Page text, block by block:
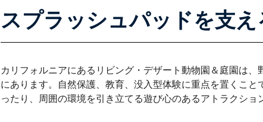
スプラッシュパッドを支
カリフォルニアにあるリビング・デザート動物園＆庭園は
にあります。自然保護、教育、没入型体験に重点を置くこ
ったり、周囲の環境を引き立てる遊び心のあるアトラクショ